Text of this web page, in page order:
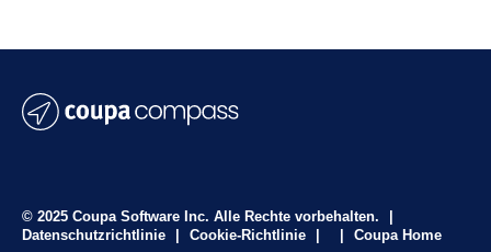
© 2025 Coupa Software Inc. Alle Rechte vorbehalten.
Datenschutzrichtlinie
Cookie-Richtlinie Coupa Home